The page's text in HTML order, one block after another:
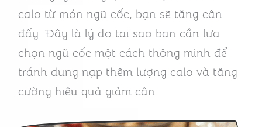
calo từ món ngũ cốc, bạn sẽ tăng cân
đấy. Đây là lý do tại sao bạn cần lựa
chọn ngũ cốc một cách thông minh để
tránh dung nạp thêm lượng calo và tăng
cường hiệu quả giảm cân.